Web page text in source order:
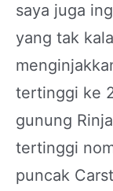
saya juga
yang tak
tertinggi ke
gunung
tertinggi
puncak